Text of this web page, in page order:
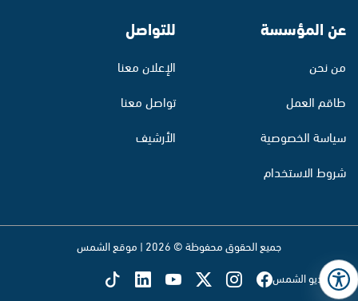
عن المؤسسة
من نحن
طاقم العمل
سياسة الخصوصية
شروط الاستخدام
للتواصل
الإعلان معنا
تواصل معنا
الأرشيف
جميع الحقوق محفوظة © 2026 | موقع الشمس
تابع راديو الشمس